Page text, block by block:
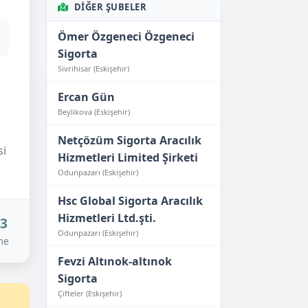
DIĞER ŞUBELER
Ömer Özgeneci Özgeneci
Sigorta
Sivrihisar (Eskişehir)
Ercan Gün
Beylikova (Eskişehir)
Netçözüm Sigorta Aracılık
Hizmetleri Limited Şirketi
Odunpazarı (Eskişehir)
Hsc Global Sigorta Aracılık
Hizmetleri Ltd.şti.
Odunpazarı (Eskişehir)
Fevzi Altınok-altınok
Sigorta
Çifteler (Eskişehir)